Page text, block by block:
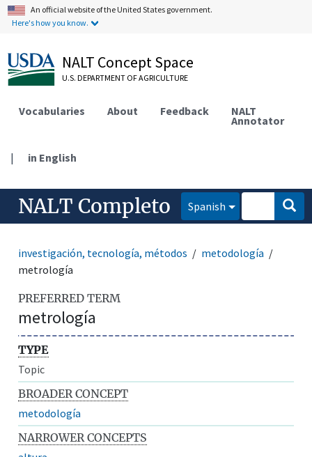
An official website of the United States government.
Here's how you know.
NALT Concept Space
U.S. DEPARTMENT OF AGRICULTURE
Vocabularies About Feedback NALT
Annotator
| in English
NALT Completo Spanish
investigación, tecnología, métodos
metodología
metrología
PREFERRED TERM
metrología
TYPE
Topic
BROADER CONCEPT
metodología
NARROWER CONCEPTS